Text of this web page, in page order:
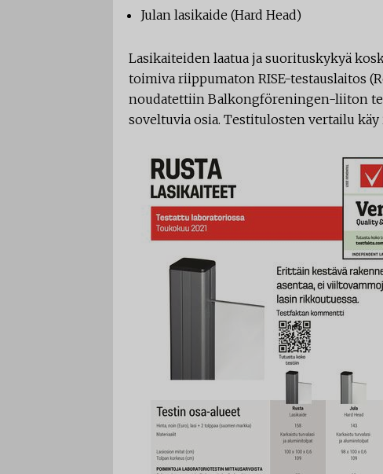
Julan lasikaide (Hard Head)
Lasikaiteiden laatua ja suorituskykyä
toimiva riippumaton RISE-testauslaitos
noudatettiin Balkongföreningen-liiton
soveltuvia osia. Testitulosten vertailu käy